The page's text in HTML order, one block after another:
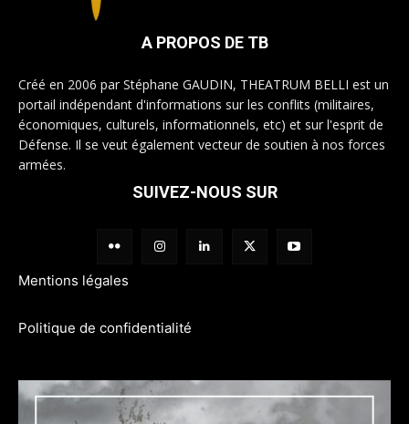
A PROPOS DE TB
Créé en 2006 par Stéphane GAUDIN, THEATRUM BELLI est un
portail indépendant d'informations sur les conflits (militaires,
économiques, culturels, informationnels, etc) et sur l'esprit de
Défense. Il se veut également vecteur de soutien à nos forces
armées.
SUIVEZ-NOUS SUR
Mentions légales
Politique de confidentialité